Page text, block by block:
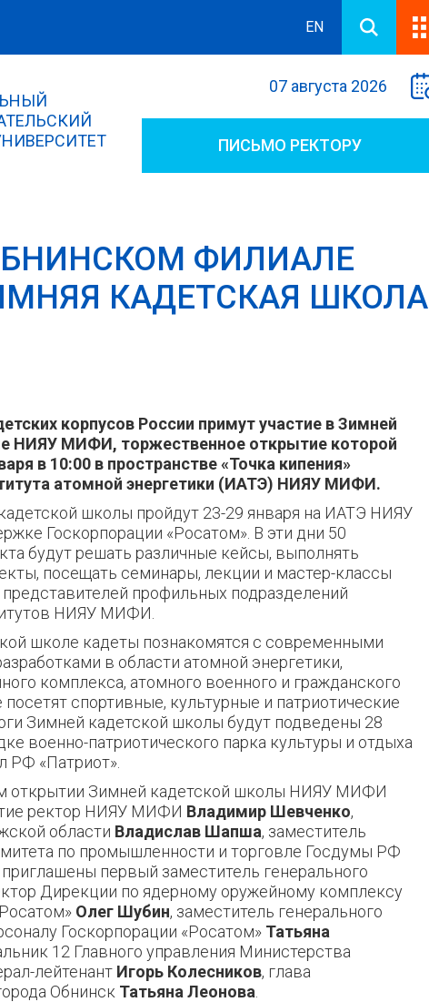
Форма поиска
EN
07 августа 2026
ПИСЬМО РЕКТОРУ
ФИЛИАЛЕ
КАДЕТСКАЯ ШКОЛА
корпусов России примут участие в Зимней
НИЯУ МИФИ, торжественное открытие которой
в 10:00 в пространстве «Точка кипения»
атомной энергетики (ИАТЭ) НИЯУ МИФИ.
школы пройдут 23-29 января на ИАТЭ НИЯУ
Госкорпорации «Росатом». В эти дни 50
будут решать различные кейсы, выполнять
посещать семинары, лекции и мастер-классы
представителей профильных подразделений
НИЯУ МИФИ.
школе кадеты познакомятся с современными
в области атомной энергетики,
комплекса, атомного военного и гражданского
спортивные, культурные и патриотические
Зимней кадетской школы будут подведены 28
военно-патриотического парка культуры и отдыха
РФ «Патриот».
открытии Зимней кадетской школы НИЯУ МИФИ
ректор НИЯУ МИФИ Владимир Шевченко,
области Владислав Шапша, заместитель
по промышленности и торговле Госдумы РФ
приглашены первый заместитель генерального
Дирекции по ядерному оружейному комплексу
Росатом» Олег Шубин, заместитель генерального
Госкорпорации «Росатом» Татьяна
12 Главного управления Министерства
-лейтенант Игорь Колесников, глава
Обнинск Татьяна Леонова